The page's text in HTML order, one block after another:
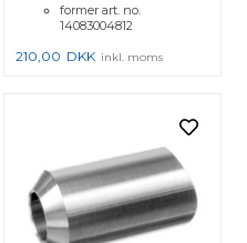
former art. no.
14083004812
210,00 DKK inkl. moms